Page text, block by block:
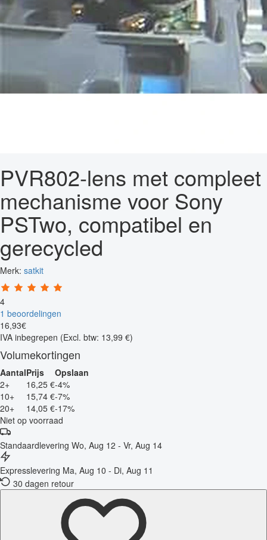
PVR802-lens met compleet
mechanisme voor Sony
PSTwo, compatibel en
gerecycled
Merk: satkit
4
1 beoordelingen
16,93€
IVA inbegrepen (Excl. btw: 13,99 €)
Volumekortingen
AantalPrijs
Opslaan
2+
16,25 €-4%
10+
15,74 €-7%
20+
14,05 €-17%
Niet op voorraad
Standaardlevering Wo, Aug 12 - Vr, Aug 14
Expresslevering Ma, Aug 10 - Di, Aug 11
30 dagen retour